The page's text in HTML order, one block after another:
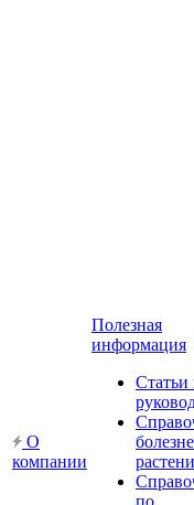
О
компании
Полезная
информация
Статьи
по